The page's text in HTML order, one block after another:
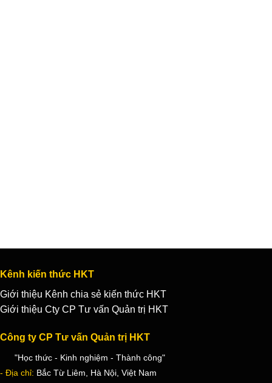
Kênh kiến thức HKT
Giới thiệu Kênh chia sẻ kiến thức HKT
Giới thiệu Cty CP Tư vấn Quản trị HKT
Công ty CP Tư vấn Quản trị HKT
"Học thức - Kinh nghiệm - Thành công"
- Địa chỉ: Bắc Từ Liêm, Hà Nội, Việt Nam